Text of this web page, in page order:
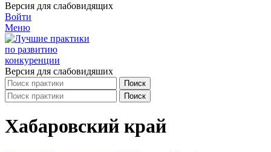
Версия для слабовидящих
Войти
Меню
Версия для слабовидяших
Поиск
Поиск
Хабаровский край